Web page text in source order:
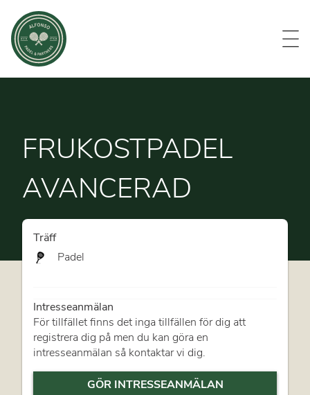
Evenemang
FRUKOSTPADEL
AVANCERAD
Träff
Padel
Intresseanmälan
För tillfället finns det inga tillfällen för dig att
registrera dig på men du kan göra en
intresseanmälan så kontaktar vi dig.
GÖR INTRESSEANMÄLAN